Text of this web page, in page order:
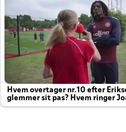
Hvem overtager nr.10 efter
glemmer sit pas? Hvem ringer
altid til efter kampe?